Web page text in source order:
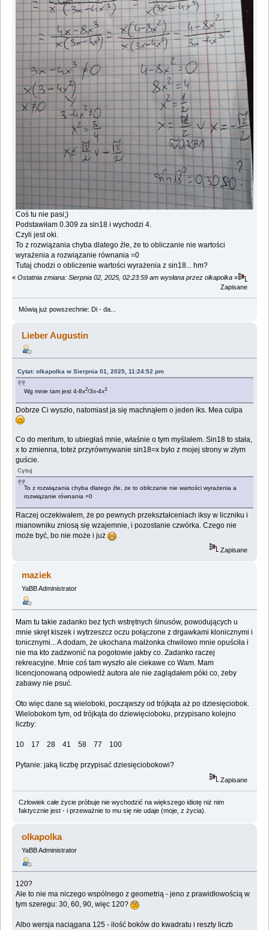
Coś tu nie pasi;)
Podstawiłam 0.309 za sin18 i wychodzi 4.
Czyli jest oki.
To z rozwiązania chyba dlatego źle, że to obliczanie nie wartości
wyrażenia a rozwiązanie równania =0
Tutaj chodzi o obliczenie wartości wyrażenia z sin18... hm?
« Ostatnia zmiana: Sierpnia 02, 2025, 02:23:59 am wysłana przez olkapolka »
Zapisane
Mówią już powszechnie: Di - da...
Lieber Augustin
Cytat: olkapolka w Sierpnia 01, 2025, 11:24:52 pm
Wg mnie tam jest 4-8x2/3x-4x3
Dobrze Ci wyszło, natomiast ja się machnąłem o jeden iks. Mea culpa
Co do meritum, to ubiegłaś mnie, właśnie o tym myślałem. Sin18 to stała,
x to zmienna, toteż przyrównywanie sin18=x było z mojej strony w złym
guście.
Cytuj
To z rozwiązania chyba dlatego źle, że to obliczanie nie wartości wyrażenia a
rozwiązanie równania =0
Raczej oczekiwałem, że po pewnych przekształceniach iksy w liczniku i
mianowniku zniosą się wzajemnie, i pozostanie czwórka. Czego nie
może być, bo nie może i już
Zapisane
maziek
YaBB Administrator
Mam tu takie zadanko bez tych wstrętnych śinusów, powodujących u
mnie skręt kiszek i wytrzeszcz oczu połączone z drgawkami klonicznymi i
tonicznymi... A dodam, że ukochana małżonka chwilowo mnie opuściła i
nie ma kto zadzwonić na pogotowie jakby co. Zadanko raczej
rekreacyjne. Mnie coś tam wyszło ale ciekawe co Wam. Mam
licencjonowaną odpowiedź autora ale nie zaglądałem póki co, żeby
zabawy nie psuć.
Oto więc dane są wieloboki, począwszy od trójkąta aż po dziesięciobok.
Wielobokom tym, od trójkąta do dziewięcioboku, przypisano kolejno
liczby:
10 17 28 41 58 77 100
Pytanie: jaką liczbę przypisać dziesięciobokowi?
Zapisane
Człowiek całe życie próbuje nie wychodzić na większego idiotę niż nim
faktycznie jest - i przeważnie to mu się nie udaje (moje, z życia).
olkapolka
YaBB Administrator
120?
Ale to nie ma niczego wspólnego z geometrią - jeno z prawidłowością w
tym szeregu: 30, 60, 90, więc 120?
Albo wersja naciągana 125 - ilość boków do kwadratu i reszty liczb